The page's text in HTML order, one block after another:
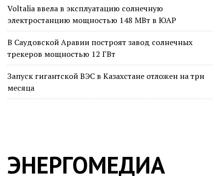
Voltalia ввела в эксплуатацию солнечную
электростанцию мощностью 148 МВт в ЮАР
В Саудовской Аравии построят завод солнечных
трекеров мощностью 12 ГВт
Запуск гигантской ВЭС в Казахстане отложен на три
месяца
ЭНЕРГОМЕДИА